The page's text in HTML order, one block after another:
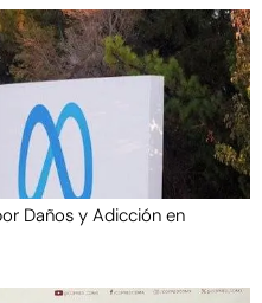
Daños y Adicción en